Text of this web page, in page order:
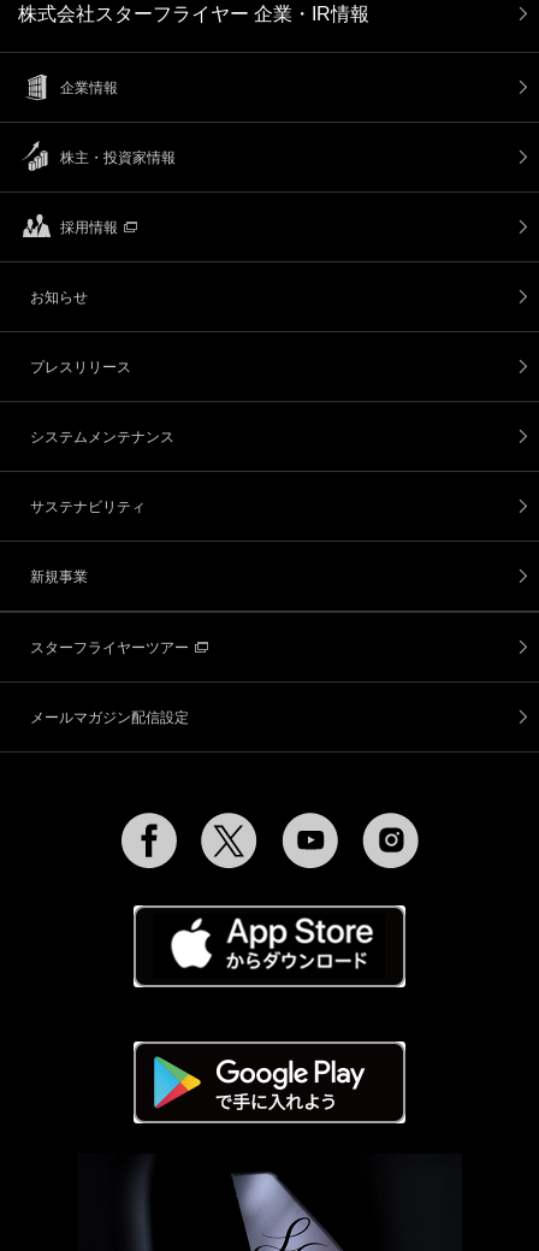
株式会社スターフライヤー 企業・IR情報
企業情報
株主・投資家情報
採用情報
お知らせ
プレスリリース
システムメンテナンス
サステナビリティ
新規事業
スターフライヤーツアー
メールマガジン配信設定
Facebook Twitter YouTube Instagram